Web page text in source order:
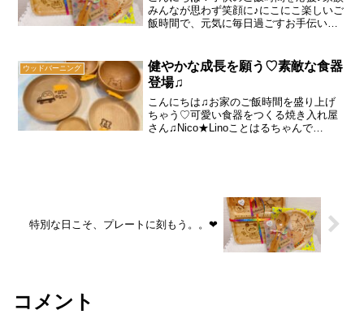
みんなが思わず笑顔に♪にこにこ楽しいご
飯時間で、元気に毎日過ごすお手伝いを
るちゃんです！(●'◡'●)人と被らない贈り
物...
ウッドバーニング
健やかな成長を願う♡素敵な食器
登場♫
こんにちは♫お家のご飯時間を盛り上げ
ちゃう♡可愛い食器をつくる焼き入れ屋
さん♫Nico★Linoことはるちゃんで
特別な日こそ、プレートに刻もう。。❤
コメント